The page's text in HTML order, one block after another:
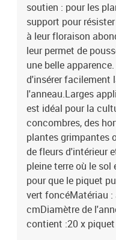
soutien : pour les
support pour
à leur floraison
leur permet de
une belle
d'insérer facilement
l'anneau.Larges
est idéal pour la
concombres, des
plantes grimpantes
de fleurs d'intérieur
pleine terre où le
pour que le piquet
vert foncéMatériau :
cmDiamètre de
contient :20 x